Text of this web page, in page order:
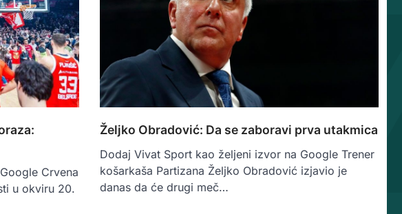
Crvena
u okviru 20.
Željko Obradović: Da se zaboravi prva utakmica
Dodaj Vivat Sport kao željeni izvor na Google Trener
košarkaša Partizana Željko Obradović izjavio je
danas da će drugi meč…